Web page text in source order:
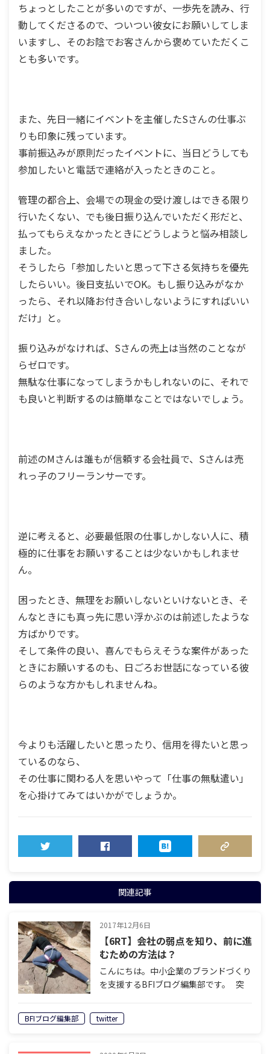
ちょっとしたことが多いのですが、一歩先を読み、行
動してくださるので、ついつい彼女にお願いしてしま
いますし、そのお陰でお客さんから褒めていただくこ
とも多いです。
また、先日一緒にイベントを主催したSさんの仕事ぶ
りも印象に残っています。
事前振込みが原則だったイベントに、当日どうしても
参加したいと電話で連絡が入ったときのこと。
管理の都合上、会場での現金の受け渡しはできる限り
行いたくない、でも後日振り込んでいただく形だと、
払ってもらえなかったときにどうしようと悩み相談し
ました。
そうしたら「参加したいと思って下さる気持ちを優先
したらいい。後日支払いでOK。もし振り込みがなか
ったら、それ以降お付き合いしないようにすればいい
だけ」と。
振り込みがなければ、Sさんの売上は当然のことなが
らゼロです。
無駄な仕事になってしまうかもしれないのに、それで
も良いと判断するのは簡単なことではないでしょう。
前述のMさんは誰もが信頼する会社員で、Sさんは売
れっ子のフリーランサーです。
逆に考えると、必要最低限の仕事しかしない人に、積
極的に仕事をお願いすることは少ないかもしれませ
ん。
困ったとき、無理をお願いしないといけないとき、そ
んなときにも真っ先に思い浮かぶのは前述したような
方ばかりです。
そして条件の良い、喜んでもらえそうな案件があった
ときにお願いするのも、日ごろお世話になっている彼
らのような方かもしれませんね。
今よりも活躍したいと思ったり、信用を得たいと思っ
ているのなら、
その仕事に関わる人を思いやって「仕事の無駄遣い」
を心掛けてみてはいかがでしょうか。
関連記事
2017年12月6日
【6RT】会社の弱点を知り、前に進
むための方法は？
こんにちは。中小企業のブランドづくり
を支援するBFIブログ編集部です。 突
いますか？ 安田はたびたび「得意なこ
とで勝負するといい」といったことをつ
BFIブログ編集部 twitter